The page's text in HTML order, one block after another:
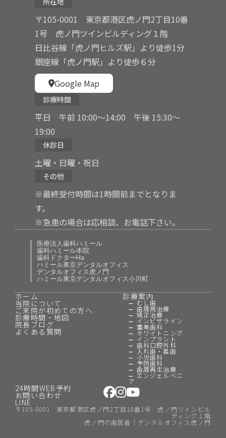
〒105-0001 東京都港区虎ノ門2丁目10番
1号 虎ノ門ツインビルディング１階
日比谷線「虎ノ門ヒルズ駅」より徒歩1分
銀座線「虎ノ門駅」より徒歩６分
Google Map
診療時間
平日 午前 10:00〜14:00 午後 15:30〜
19:00
休診日
土曜・日曜・祝日
その他
※最終受付時間は1時間前までとなりま
す。
※急患の場合は応相談、お電話下さい。
医療法人歯科ハミール
歯科ハミール本院
歯科ドクターHa
ハミール東京デンタルオフィス
デンタルオフィス虎ノ門
ハミール東京デンタルオフィス小川町
ホーム
当院について
ご来院が初めての方へ
診療時間・地図
院長ブログ
よくある質問
診療案内
むし歯
歯周病治療
矯正治療
インビザライン
審美歯科
ホワイトニング
インプラント
歯科口腔外科
入れ歯・義歯
小児歯科
予防歯科
歯周再生治療
エンジェルベニ
ア
24時間WEB予約
お問い合わせ
LINE
〒105-0001 東京都港区虎ノ門2丁目10番1号 虎ノ門ツインビル
ディング１階
虎ノ門の歯医者｜デンタルオフィス虎ノ門